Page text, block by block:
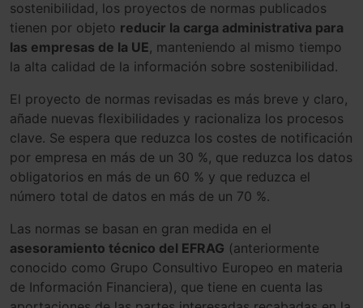
sostenibilidad, los proyectos de normas publicados
tienen por objeto reducir la carga administrativa para
las empresas de la UE, manteniendo al mismo tiempo
la alta calidad de la información sobre sostenibilidad.
El proyecto de normas revisadas es más breve y claro,
añade nuevas flexibilidades y racionaliza los procesos
clave. Se espera que reduzca los costes de notificación
por empresa en más de un 30 %, que reduzca los datos
obligatorios en más de un 60 % y que reduzca el
número total de datos en más de un 70 %.
Las normas se basan en gran medida en el
asesoramiento técnico del EFRAG (anteriormente
conocido como Grupo Consultivo Europeo en materia
de Información Financiera), que tiene en cuenta las